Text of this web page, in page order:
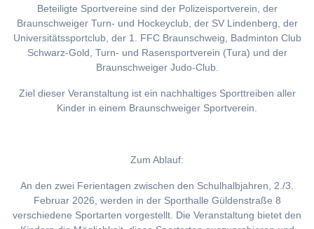
Beteiligte Sportvereine sind der Polizeisportverein, der
Braunschweiger Turn- und Hockeyclub, der SV Lindenberg, der
Universitätssportclub, der 1. FFC Braunschweig, Badminton Club
Schwarz-Gold, Turn- und Rasensportverein (Tura) und der
Braunschweiger Judo-Club.
Ziel dieser Veranstaltung ist ein nachhaltiges Sporttreiben aller
Kinder in einem Braunschweiger Sportverein.
Zum Ablauf:
An den zwei Ferientagen zwischen den Schulhalbjahren, 2./3.
Februar 2026, werden in der Sporthalle Güldenstraße 8
verschiedene Sportarten vorgestellt. Die Veranstaltung bietet den